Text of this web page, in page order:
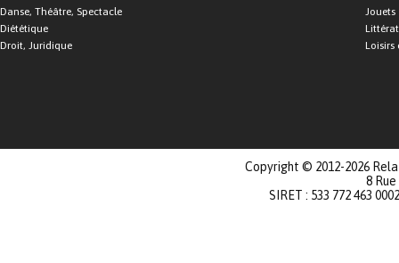
Danse, Théâtre, Spectacle
Diététique
Droit, Juridique
Jouets
Loisirs
Copyright © 2012-2026
8
SIRET : 533 772 463